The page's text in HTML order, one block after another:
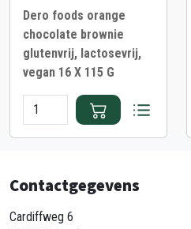
Dero foods orange
chocolate brownie
glutenvrij, lactosevrij,
vegan 16 X 115 G
Contactgegevens
Cardiffweg 6